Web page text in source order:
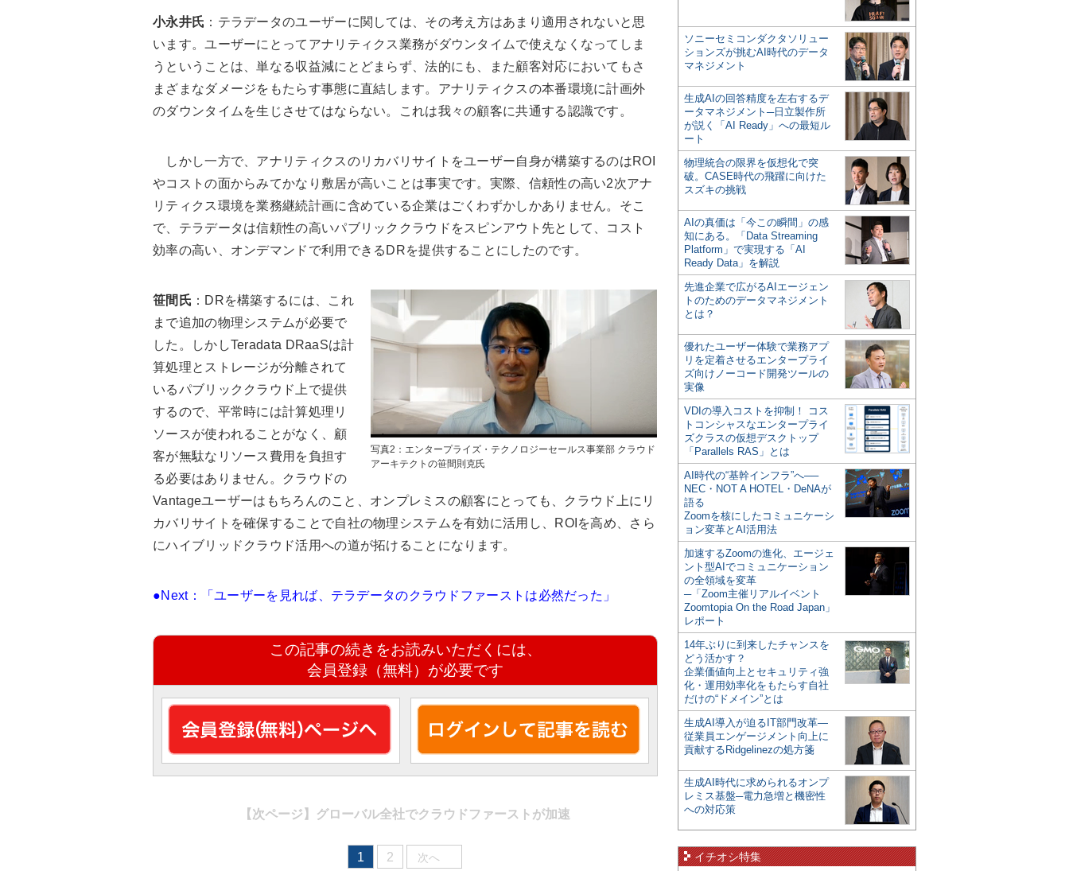
小永井氏 ：テラデータのユーザーに関しては、その考え方はあまり適用されないと思
います。ユーザーにとってアナリティクス業務がダウンタイムで使えなくなってしま
うということは、単なる収益減にとどまらず、法的にも、また顧客対応においてもさ
まざまなダメージをもたらす事態に直結します。アナリティクスの本番環境に計画外
のダウンタイムを生じさせてはならない。これは我々の顧客に共通する認識です。
しかし一方で、アナリティクスのリカバリサイトをユーザー自身が構築するのはROI
やコストの面からみてかなり敷居が高いことは事実です。実際、信頼性の高い2次アナ
リティクス環境を業務継続計画に含めている企業はごくわずかしかありません。そこ
で、テラデータは信頼性の高いパブリッククラウドをスピンアウト先として、コスト
効率の高い、オンデマンドで利用できるDRを提供することにしたのです。
写真2：エンタープライズ・テクノロジーセールス事業部 クラウド
アーキテクトの笹間則克氏
笹間氏 ：DRを構築するには、これ
まで追加の物理システムが必要で
した。しかしTeradata DRaaSは計
算処理とストレージが分離されて
いるパブリッククラウド上で提供
するので、平常時には計算処理リ
ソースが使われることがなく、顧
客が無駄なリソース費用を負担す
る必要はありません。クラウドの
Vantageユーザーはもちろんのこと、オンプレミスの顧客にとっても、クラウド上にリ
カバリサイトを確保することで自社の物理システムを有効に活用し、ROIを高め、さら
にハイブリッドクラウド活用への道が拓けることになります。
●Next：「ユーザーを見れば、テラデータのクラウドファーストは必然だった」
この記事の続きをお読みいただくには、
会員登録（無料）が必要です
【次ページ】 グローバル全社でクラウドファーストが加速
1 2 次へ
ソニーセミコンダクタソリュー
ションズが挑むAI時代のデータ
マネジメント
生成AIの回答精度を左右するデ
ータマネジメント─日立製作所
が説く「AI Ready」への最短ル
ート
物理統合の限界を仮想化で突
破。CASE時代の飛躍に向けた
スズキの挑戦
AIの真価は「今この瞬間」の感
知にある。「Data Streaming
Platform」で実現する「AI
Ready Data」を解説
先進企業で広がるAIエージェン
トのためのデータマネジメント
とは？
優れたユーザー体験で業務アプ
リを定着させるエンタープライ
ズ向けノーコード開発ツールの
実像
VDIの導入コストを抑制！ コス
トコンシャスなエンタープライ
ズクラスの仮想デスクトップ
「Parallels RAS」とは
AI時代の“基幹インフラ”へ──
NEC・NOT A HOTEL・DeNAが
語る
Zoomを核にしたコミュニケーシ
ョン変革とAI活用法
加速するZoomの進化、エージェ
ント型AIでコミュニケーション
の全領域を変革
─「Zoom主催リアルイベント
Zoomtopia On the Road Japan」
レポート
14年ぶりに到来したチャンスを
どう活かす？
企業価値向上とセキュリティ強
化・運用効率化をもたらす自社
だけの“ドメイン”とは
生成AI導入が迫るIT部門改革―
従業員エンゲージメント向上に
貢献するRidgelinezの処方箋
生成AI時代に求められるオンプ
レミス基盤─電力急増と機密性
への対応策
イチオシ特集